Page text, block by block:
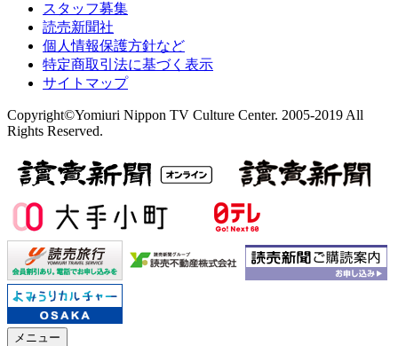
スタッフ募集
読売新聞社
個人情報保護方針など
特定商取引法に基づく表示
サイトマップ
Copyright©Yomiuri Nippon TV Culture Center. 2005-2019 All
Rights Reserved.
メニュー